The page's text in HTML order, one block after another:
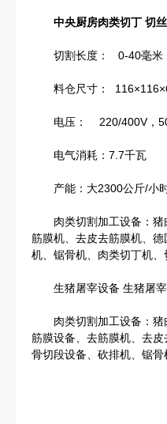
中央厨房肉类切丁 切
切割长度： 0-40毫米
料仓尺寸：
电压： 220/400V，
电气消耗：7.7千瓦
产能：大2300公斤/小
肉类切割加工设备：猪
筋膜机、去皮去筋膜机、
机、锯骨机、肉类切丁机
生猪屠宰设备 生猪屠宰
肉类切割加工设备：猪
筋膜设备、去筋膜机、去
骨切段设备、砍排机、锯